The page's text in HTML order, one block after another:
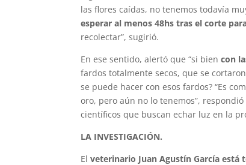
las flores caídas, no tenemos todavía
esperar al menos 48hs tras el corte
recolectar”, sugirió.
En ese sentido, alertó que “si biencon
fardos totalmente secos, que se
se puede hacer con esos fardos? “Es
oro, pero aún no lo tenemos”,
científicos que buscan echar luz en la
LA INVESTIGACIÓN.
Elveterinario Juan Agustín García